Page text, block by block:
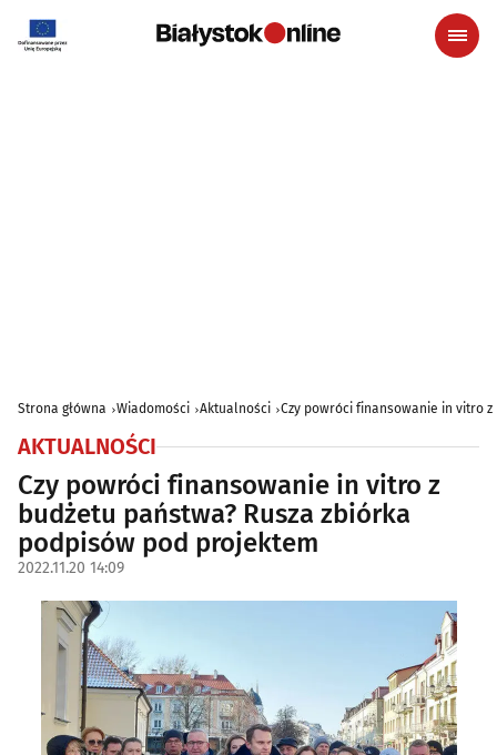
Strona główna Wiadomości Aktualności Czy powróci finansowanie in vitro
AKTUALNOŚCI
Czy powróci finansowanie in vitro z
budżetu państwa? Rusza zbiórka
podpisów pod projektem
2022.11.20 14:09